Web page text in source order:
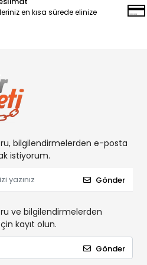
en kısa sürede elinize
bilgilendirmelerden e-posta
istiyorum.
Gönder
ve bilgilendirmelerden
kayıt olun.
Gönder